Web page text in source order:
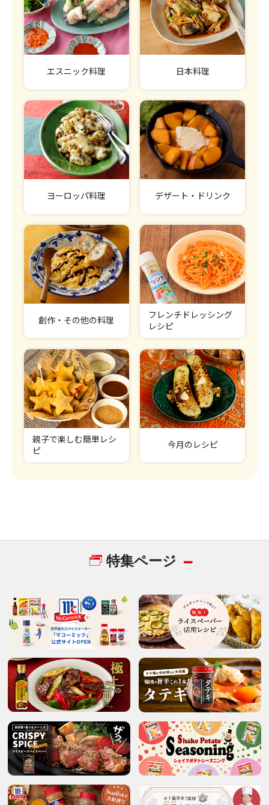
エスニック料理 日本料理
ヨーロッパ料理 デザート・ドリンク
創作・その他の料理
フレンチドレッシング
レシピ
親子で楽しむ簡単レシ
ピ
今月のレシピ
特集ページ